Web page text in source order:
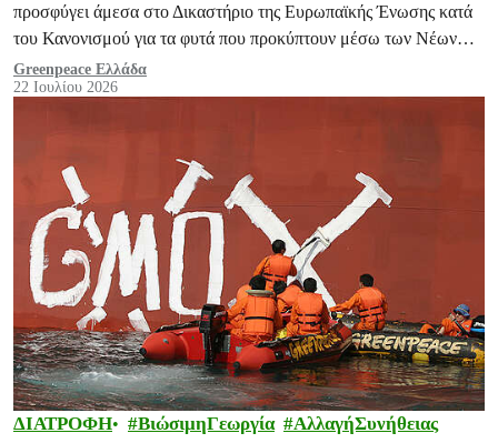
προσφύγει άμεσα στο Δικαστήριο της Ευρωπαϊκής Ένωσης κατά
του Κανονισμού για τα φυτά που προκύπτουν μέσω των Νέων
Γονιδιωματικών Τεχνικών.
Greenpeace Ελλάδα
22 Ιουλίου 2026
ΔΙΑΤΡΟΦΗ ΒιώσιμηΓεωργία ΑλλαγήΣυνήθειας